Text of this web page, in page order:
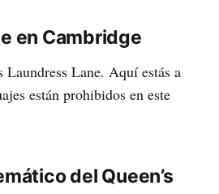
en Cambridge
Laundress Lane. Aquí estás a
están prohibidos en este
del Queen’s